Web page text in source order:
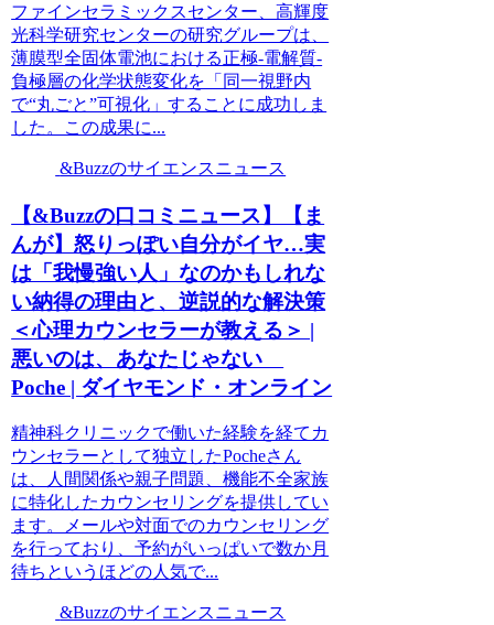
ファインセラミックスセンター、高輝度
光科学研究センターの研究グループは、
薄膜型全固体電池における正極-電解質-
負極層の化学状態変化を「同一視野内
で“丸ごと”可視化」することに成功しま
した。この成果に...
&Buzzのサイエンスニュース
【&Buzzの口コミニュース】【ま
んが】怒りっぽい自分がイヤ…実
は「我慢強い人」なのかもしれな
い納得の理由と、逆説的な解決策
＜心理カウンセラーが教える＞ |
悪いのは、あなたじゃない
Poche | ダイヤモンド・オンライン
精神科クリニックで働いた経験を経てカ
ウンセラーとして独立したPocheさん
は、人間関係や親子問題、機能不全家族
に特化したカウンセリングを提供してい
ます。メールや対面でのカウンセリング
を行っており、予約がいっぱいで数か月
待ちというほどの人気で...
&Buzzのサイエンスニュース